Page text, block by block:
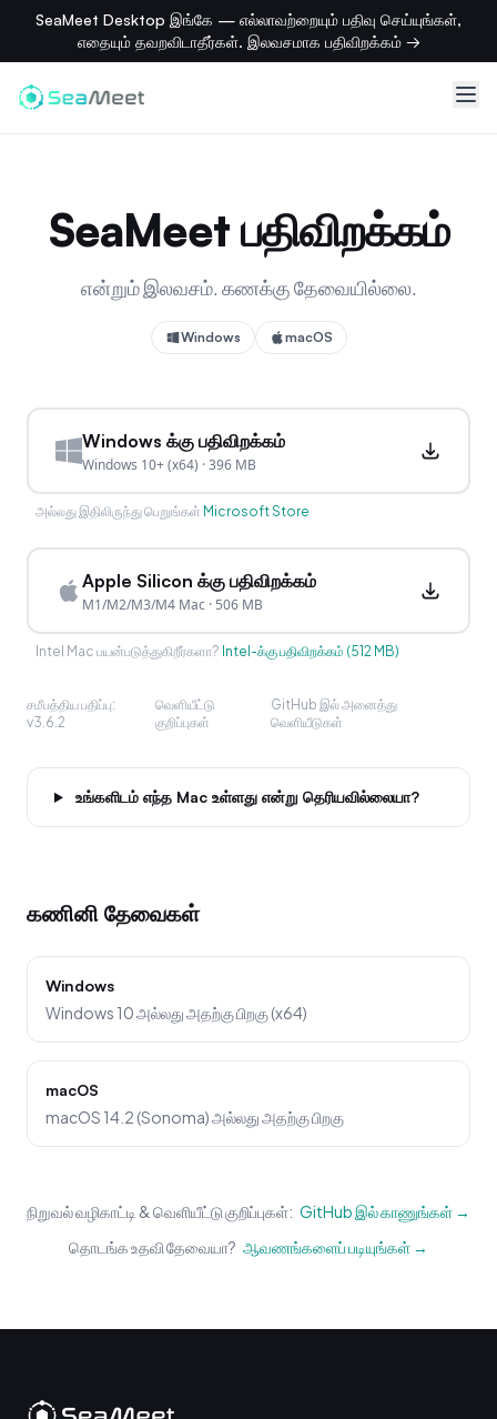
SeaMeet Desktop இங்கே — எல்லாவற்றையும் பதிவு செய்யுங்கள்,
எதையும் தவறவிடாதீர்கள். இலவசமாக பதிவிறக்கம் →
SeaMeet பதிவிறக்கம்
என்றும் இலவசம். கணக்கு தேவையில்லை.
Windows macOS
Windows க்கு பதிவிறக்கம்
Windows 10+ (x64) ·396 MB
அல்லது இதிலிருந்து பெறுங்கள் Microsoft Store
Apple Silicon க்கு பதிவிறக்கம்
M1/M2/M3/M4 Mac · 506 MB
Intel Mac பயன்படுத்துகிறீர்களா? Intel-க்கு பதிவிறக்கம் (512 MB)
சமீபத்திய பதிப்பு:
v3.6.2
வெளியீட்டு
குறிப்புகள்
GitHub இல் அனைத்து
வெளியீடுகள்
உங்களிடம் எந்த Mac உள்ளது என்று தெரியவில்லையா?
கணினி தேவைகள்
Windows
Windows 10 அல்லது அதற்கு பிறகு (x64)
macOS
macOS 14.2 (Sonoma) அல்லது அதற்கு பிறகு
நிறுவல் வழிகாட்டி & வெளியீட்டு குறிப்புகள்: GitHub இல் காணுங்கள் →
தொடங்க உதவி தேவையா? ஆவணங்களைப் படியுங்கள் →